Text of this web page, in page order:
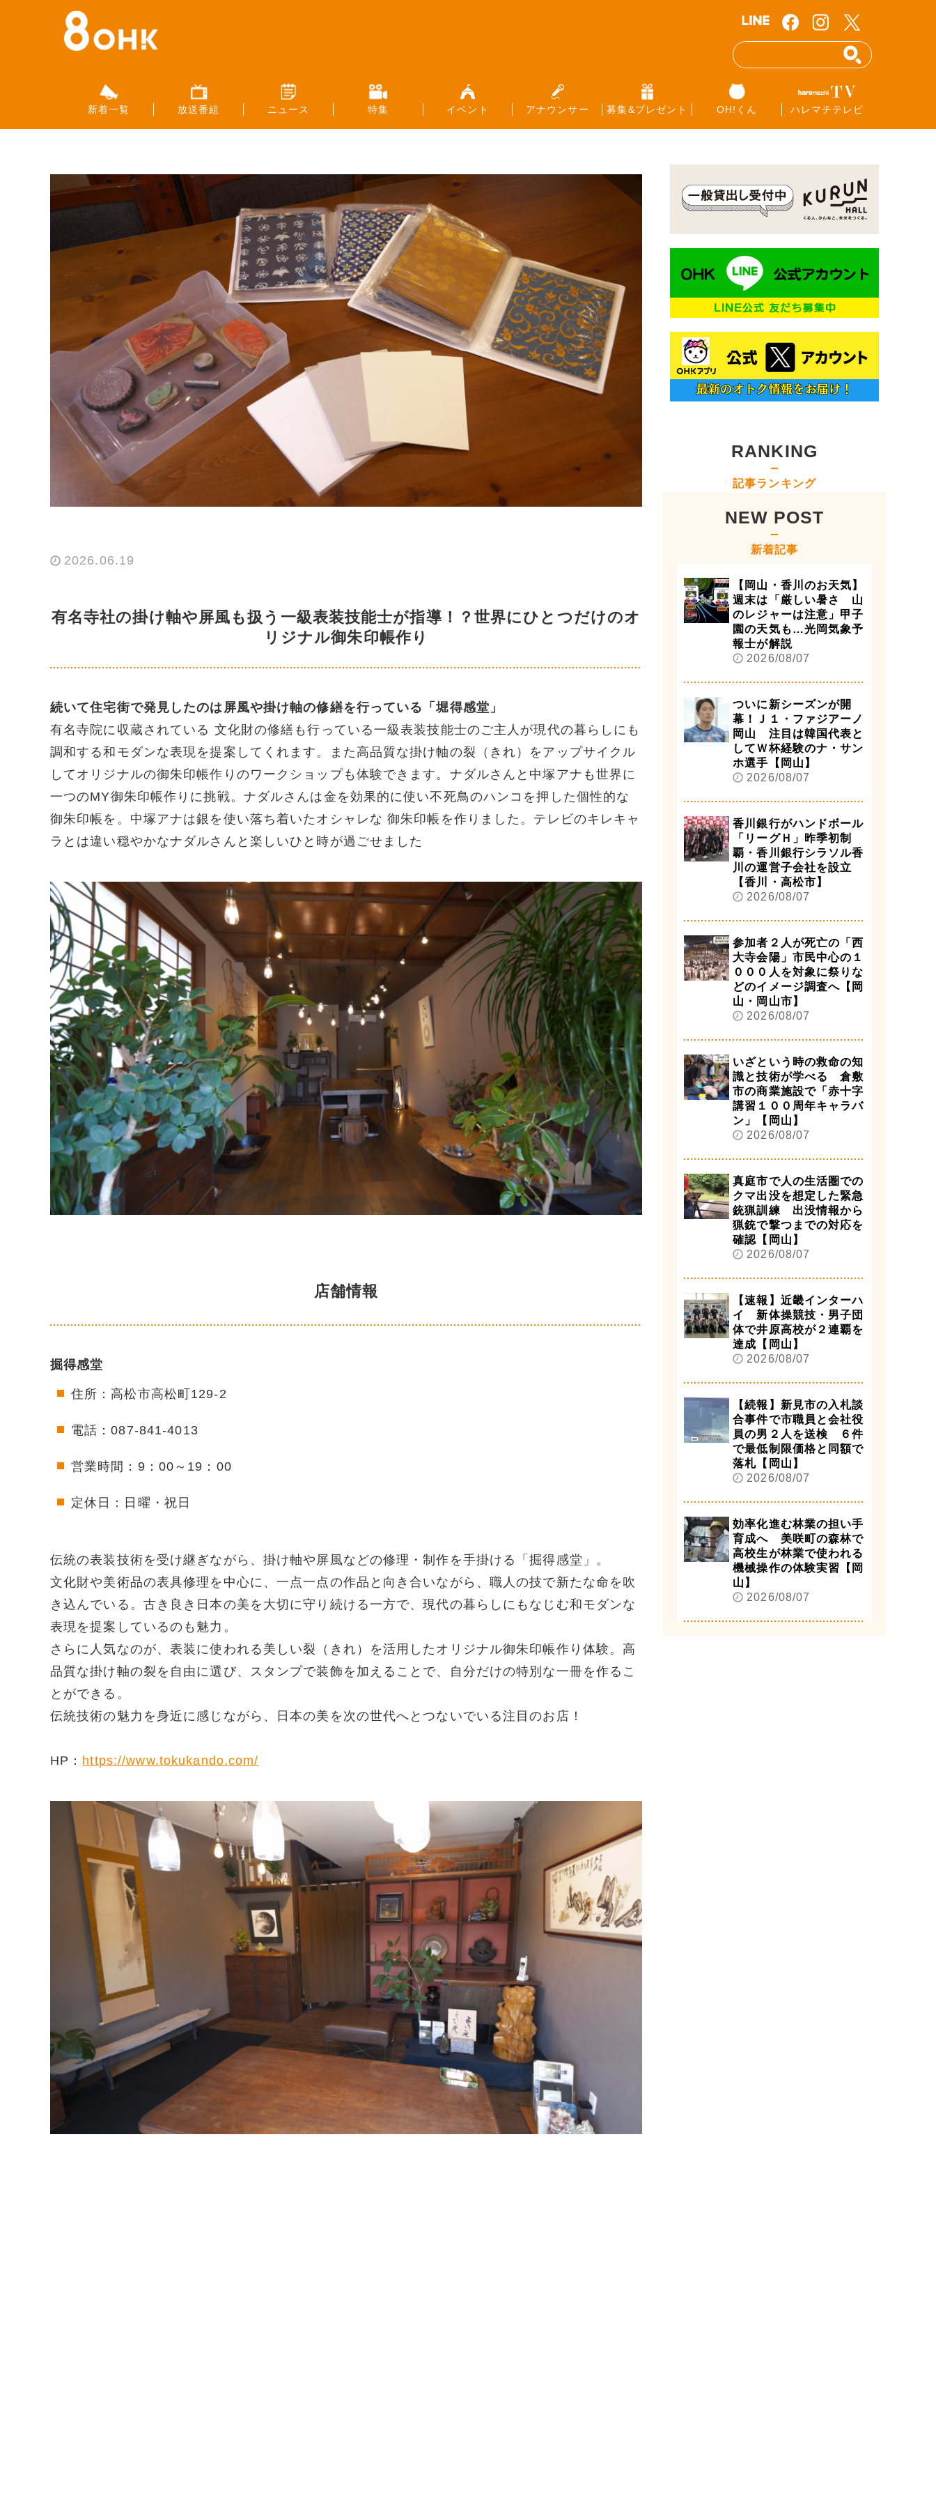
新着一覧 放送番組 ニュース 特集 イベント アナウンサー 募集&プレゼント OH!くん ハレマチテレビ
2026.06.19
有名寺社の掛け軸や屏風も扱う一級表装技能士が指導！？世界にひとつだけのオ
リジナル御朱印帳作り
続いて住宅街で発見したのは屏風や掛け軸の修繕を行っている「堀得感堂」
有名寺院に収蔵されている 文化財の修繕も行っている一級表装技能士のご主人が現代の暮らしにも
調和する和モダンな表現を提案してくれます。また高品質な掛け軸の裂（きれ）をアップサイクル
してオリジナルの御朱印帳作りのワークショップも体験できます。ナダルさんと中塚アナも世界に
一つのMY御朱印帳作りに挑戦。ナダルさんは金を効果的に使い不死鳥のハンコを押した個性的な
御朱印帳を。中塚アナは銀を使い落ち着いたオシャレな 御朱印帳を作りました。テレビのキレキャ
ラとは違い穏やかなナダルさんと楽しいひと時が過ごせました
店舗情報
掘得感堂
住所：高松市高松町129-2
電話：087-841-4013
営業時間：9：00～19：00
定休日：日曜・祝日
伝統の表装技術を受け継ぎながら、掛け軸や屏風などの修理・制作を手掛ける「掘得感堂」。
文化財や美術品の表具修理を中心に、一点一点の作品と向き合いながら、職人の技で新たな命を吹
き込んでいる。古き良き日本の美を大切に守り続ける一方で、現代の暮らしにもなじむ和モダンな
表現を提案しているのも魅力。
さらに人気なのが、表装に使われる美しい裂（きれ）を活用したオリジナル御朱印帳作り体験。高
品質な掛け軸の裂を自由に選び、スタンプで装飾を加えることで、自分だけの特別な一冊を作るこ
とができる。
伝統技術の魅力を身近に感じながら、日本の美を次の世代へとつないでいる注目のお店！
HP： https://www.tokukando.com/
RANKING
記事ランキング
NEW POST
新着記事
【岡山・香川のお天気】
週末は「厳しい暑さ 山
のレジャーは注意」甲子
園の天気も…光岡気象予
報士が解説
2026/08/07
ついに新シーズンが開
幕！Ｊ１・ファジアーノ
岡山 注目は韓国代表と
してＷ杯経験のナ・サン
ホ選手【岡山】
2026/08/07
香川銀行がハンドボール
「リーグＨ」昨季初制
覇・香川銀行シラソル香
川の運営子会社を設立
【香川・高松市】
2026/08/07
参加者２人が死亡の「西
大寺会陽」市民中心の１
０００人を対象に祭りな
どのイメージ調査へ【岡
山・岡山市】
2026/08/07
いざという時の救命の知
識と技術が学べる 倉敷
市の商業施設で「赤十字
講習１００周年キャラバ
ン」【岡山】
2026/08/07
真庭市で人の生活圏での
クマ出没を想定した緊急
銃猟訓練 出没情報から
猟銃で撃つまでの対応を
確認【岡山】
2026/08/07
【速報】近畿インターハ
イ 新体操競技・男子団
体で井原高校が２連覇を
達成【岡山】
2026/08/07
【続報】新見市の入札談
合事件で市職員と会社役
員の男２人を送検 ６件
で最低制限価格と同額で
落札【岡山】
2026/08/07
効率化進む林業の担い手
育成へ 美咲町の森林で
高校生が林業で使われる
機械操作の体験実習【岡
山】
2026/08/07